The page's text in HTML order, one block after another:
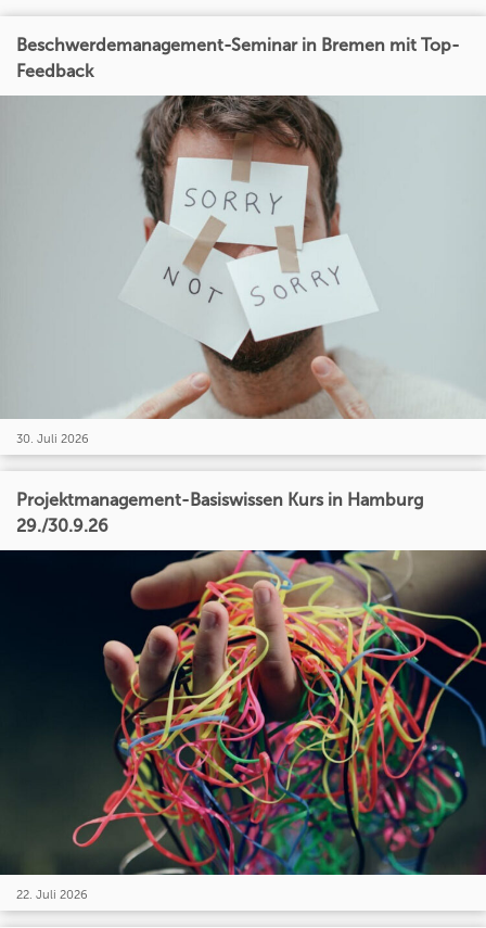
Beschwerdemanagement-Seminar in Bremen mit Top-
Feedback
30. Juli 2026
Projektmanagement-Basiswissen Kurs in Hamburg
29./30.9.26
22. Juli 2026